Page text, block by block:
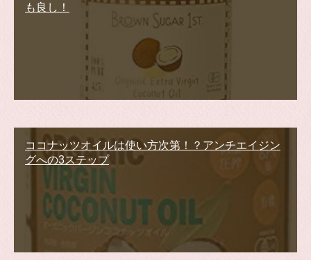
も良し！
ココナッツオイルは使い方次第！？アンチエイジン
グへの3ステップ